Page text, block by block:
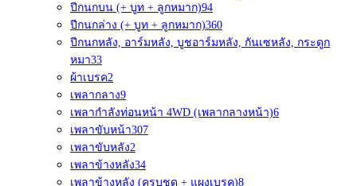
ปีกนกบน (+ บูท + ลูกหมาก)94
ปีกนกล่าง (+ บูท + ลูกหมาก)360
ปีกนกหลัง, อาร์มหลัง, บูชอาร์มหลัง, กันเซหลัง, กระดูก
หมา33
ผ้าเบรค2
เพลากลาง9
เพลากำลังท่อนหน้า 4WD (เพลากลางหน้า)6
เพลาขับหน้า307
เพลาขับหลัง2
เพลาข้างหลัง34
เพลาข้างหลัง (ครบชุด + แผงเบรค)8